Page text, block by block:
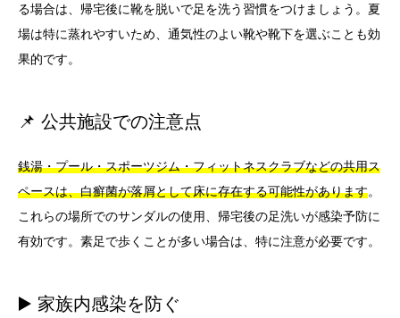
る場合は、帰宅後に靴を脱いで足を洗う習慣をつけましょう。夏
場は特に蒸れやすいため、通気性のよい靴や靴下を選ぶことも効
果的です。
📌 公共施設での注意点
銭湯・プール・スポーツジム・フィットネスクラブなどの共用ス
ペースは、白癬菌が落屑として床に存在する可能性があります。
これらの場所でのサンダルの使用、帰宅後の足洗いが感染予防に
有効です。素足で歩くことが多い場合は、特に注意が必要です。
▶️ 家族内感染を防ぐ